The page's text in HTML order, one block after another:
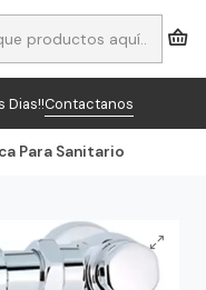
Dias!!Contactanos
Para Sanitario